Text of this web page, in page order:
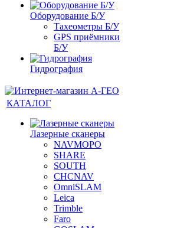
Оборудование Б/У
Тахеометры Б/У
GPS приёмники
Б/У
Гидрография
КАТАЛОГ
Лазерные сканеры
NAVMOPO
SHARE
SOUTH
CHCNAV
OmniSLAM
Leica
Trimble
Faro